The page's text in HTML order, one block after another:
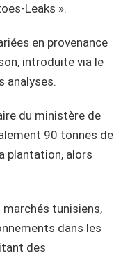
Leaks ».
en provenance
introduite via le
analyses.
du ministère de
90 tonnes de
plantation, alors
tunisiens,
dans les
des